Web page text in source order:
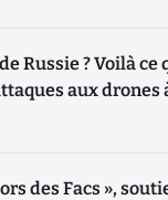
Russie ? Voilà ce
aux drones
des Facs »,